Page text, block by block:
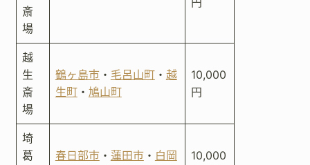
斎
場
越
生
斎
場
鶴ヶ島市・ 毛呂山町・ 越
生町・ 鳩山町
10,000
円
埼
葛
春日部市・ 蓮田市・ 白岡
10,000